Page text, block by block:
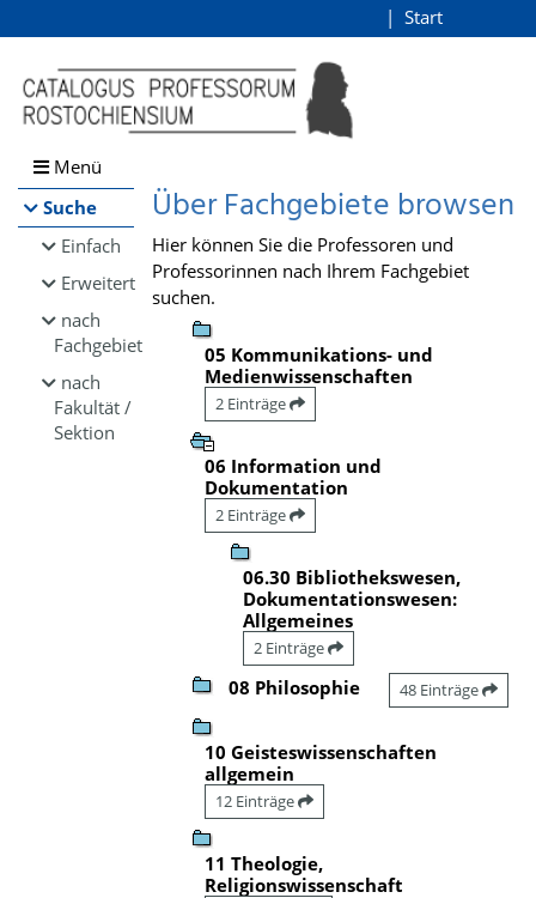
Browsen
direkt zum Inhalt
Start
Menü
Suche
Einfach
Erweitert
nach
Fachgebiet
nach
Fakultät /
Sektion
Über Fachgebiete browsen
Hier können Sie die Professoren und
Professorinnen nach Ihrem Fachgebiet
suchen.
05 Kommunikations- und
Medienwissenschaften
2 Einträge
06 Information und
Dokumentation
2 Einträge
06.30 Bibliothekswesen,
Dokumentationswesen:
Allgemeines
2 Einträge
08 Philosophie 48 Einträge
10 Geisteswissenschaften
allgemein
12 Einträge
11 Theologie,
Religionswissenschaft